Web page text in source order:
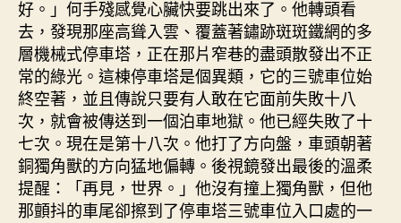
好。」何手殘感覺心臟快要跳出來了。他轉頭看
去，發現那座高聳入雲、覆蓋著鏽跡斑斑鐵網的多
層機械式停車塔，正在那片窄巷的盡頭散發出不正
常的綠光。這棟停車塔是個異類，它的三號車位始
終空著，並且傳說只要有人敢在它面前失敗十八
次，就會被傳送到一個泊車地獄。他已經失敗了十
七次。現在是第十八次。他打了方向盤，車頭朝著
銅獨角獸的方向猛地偏轉。後視鏡發出最後的溫柔
提醒：「再見，世界。」他沒有撞上獨角獸，但他
那顫抖的車尾卻擦到了停車塔三號車位入口處的一